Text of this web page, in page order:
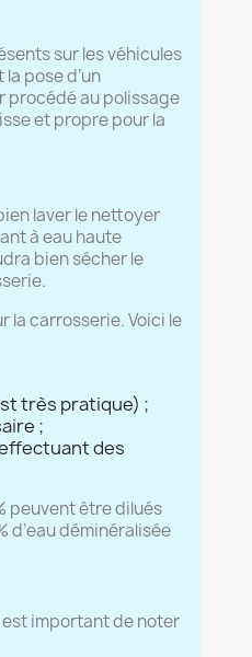
sur les véhicules
pose d’un
procédé au polissage
et propre pour la
laver le nettoyer
à eau haute
bien sécher le
la carrosserie. Voici le
très pratique) ;
;
des
peuvent être dilués
d’eau déminéralisée
est important de noter